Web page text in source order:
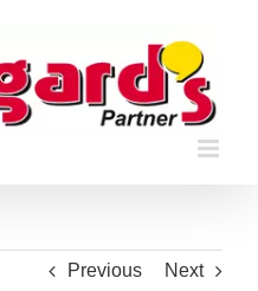
Previous Next